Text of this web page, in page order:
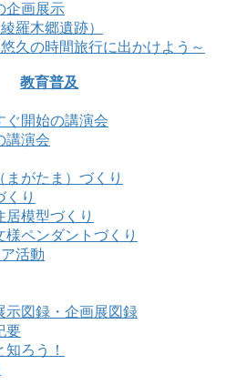
企画展示
羅木郷遺跡）
久の時間旅行に出かけよう～
教育普及
ぐ開始の講演会
講演会
まがたま）づくり
くり
居模型づくり
様ペンダントづくり
活動
示図録・企画展図録
要
知ろう！